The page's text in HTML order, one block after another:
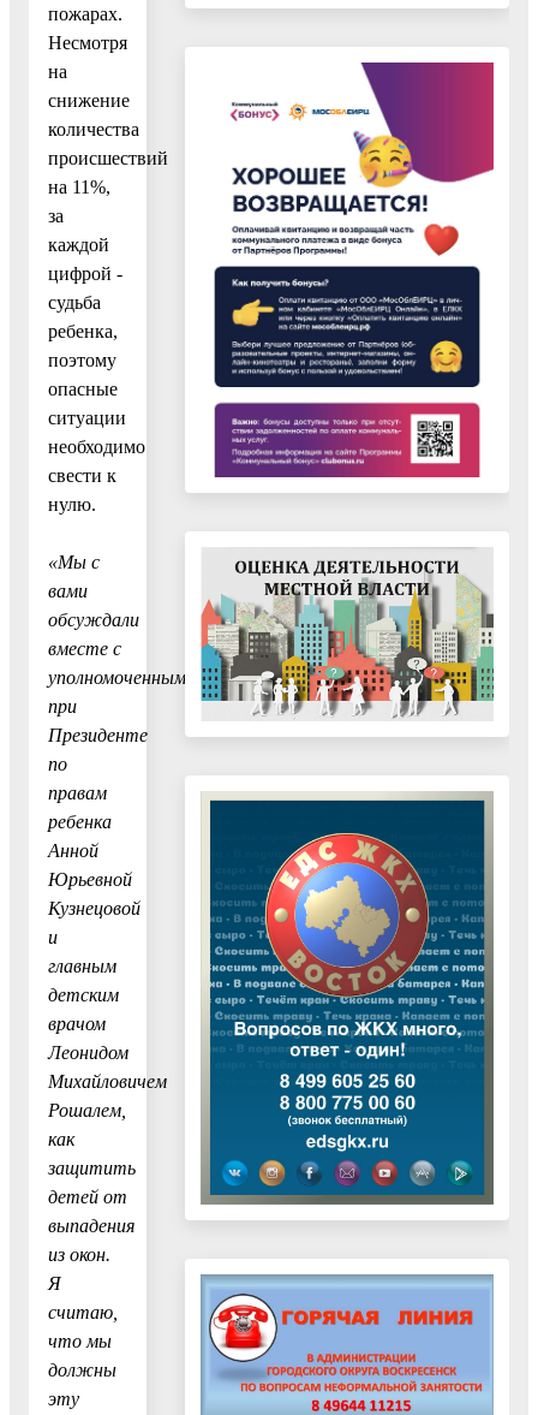
пожарах.
Несмотря
на
снижение
количества
происшествий
на 11%,
за
каждой
цифрой -
судьба
ребенка,
поэтому
опасные
ситуации
необходимо
свести к
нулю.
«Мы с
вами
обсуждали
вместе с
уполномоченным
при
Президенте
по
правам
ребенка
Анной
Юрьевной
Кузнецовой
и
главным
детским
врачом
Леонидом
Михайловичем
Рошалем,
как
защитить
детей от
выпадения
из окон.
Я
считаю,
что мы
должны
эту